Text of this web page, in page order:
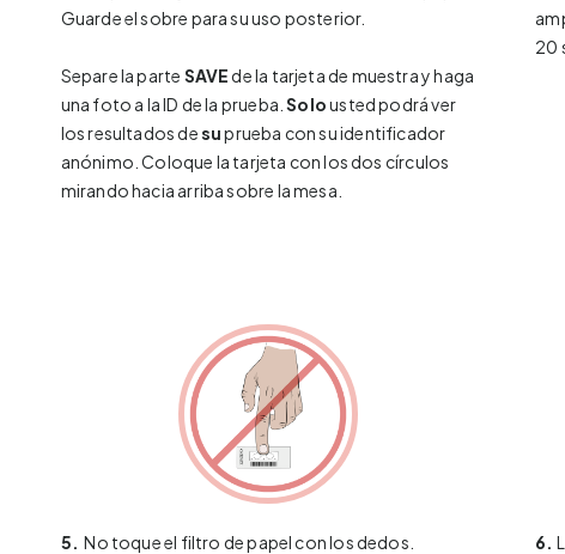
Guarde el sobre para su uso posterior.
Separe la parte SAVEde la tarjeta de muestra y haga
una foto a la ID de la prueba.Solousted podrá ver
los resultados desuprueba con su identificador
anónimo. Coloque la tarjeta con los dos círculos
mirando hacia arriba sobre la mesa.
20
5. No toque el filtro de papel con los dedos. 6.